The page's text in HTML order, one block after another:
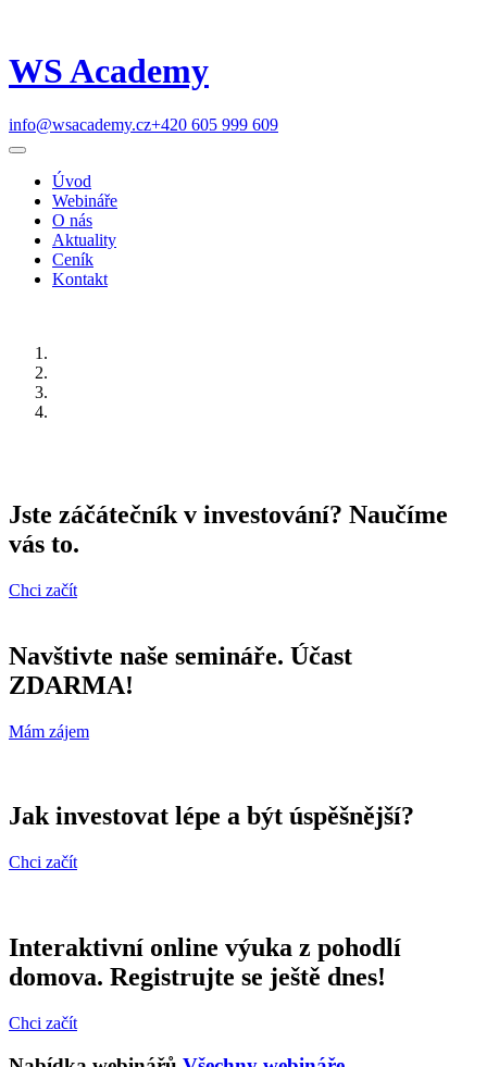
WS Academy
info@wsacademy.cz+420 605 999 609
Úvod
Webináře
O nás
Aktuality
Ceník
Kontakt
Jste záčátečník v investování? Naučíme
vás to.
Chci začít
Navštivte naše semináře. Účast
ZDARMA!
Mám zájem
Jak investovat lépe a být úspěšnější?
Chci začít
Interaktivní online výuka z pohodlí
domova. Registrujte se ještě dnes!
Chci začít